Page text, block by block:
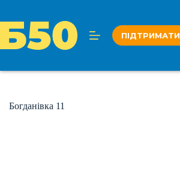
вмісту
ПІДТРИМАТИ
Богданівка 11